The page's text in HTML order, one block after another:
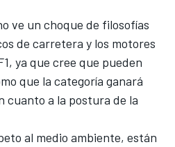
ve un choque de filosofías
de carretera y los motores
ya que cree que pueden
que la categoría ganará
cuanto a la postura de la
al medio ambiente, están